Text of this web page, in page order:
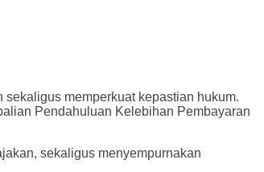
memperkuat kepastian hukum.
Pendahuluan Kelebihan Pembayaran
sekaligus menyempurnakan